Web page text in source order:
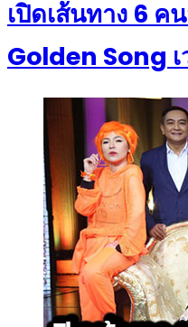
เปิดเส้นทาง 6 ค
Golden Song เ